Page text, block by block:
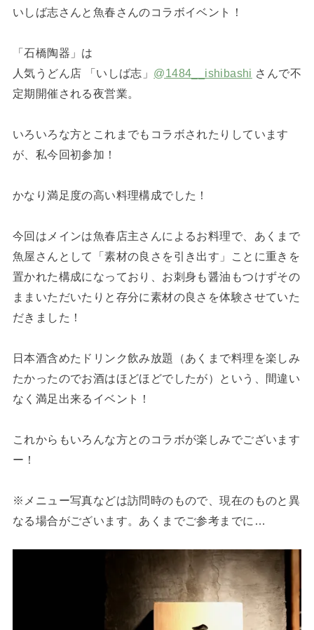
いしば志さんと魚春さんのコラボイベント！
「石橋陶器」は
人気うどん店 「いしば志」 @1484__ishibashi さんで不
定期開催される夜営業。
いろいろな方とこれまでもコラボされたりしています
が、私今回初参加！
かなり満足度の高い料理構成でした！
今回はメインは魚春店主さんによるお料理で、あくまで
魚屋さんとして「素材の良さを引き出す」ことに重きを
置かれた構成になっており、お刺身も醤油もつけずその
ままいただいたりと存分に素材の良さを体験させていた
だきました！
日本酒含めたドリンク飲み放題（あくまで料理を楽しみ
たかったのでお酒はほどほどでしたが）という、間違い
なく満足出来るイベント！
これからもいろんな方とのコラボが楽しみでございます
ー！
※メニュー写真などは訪問時のもので、現在のものと異
なる場合がございます。あくまでご参考までに…